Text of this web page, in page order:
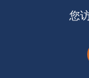
您